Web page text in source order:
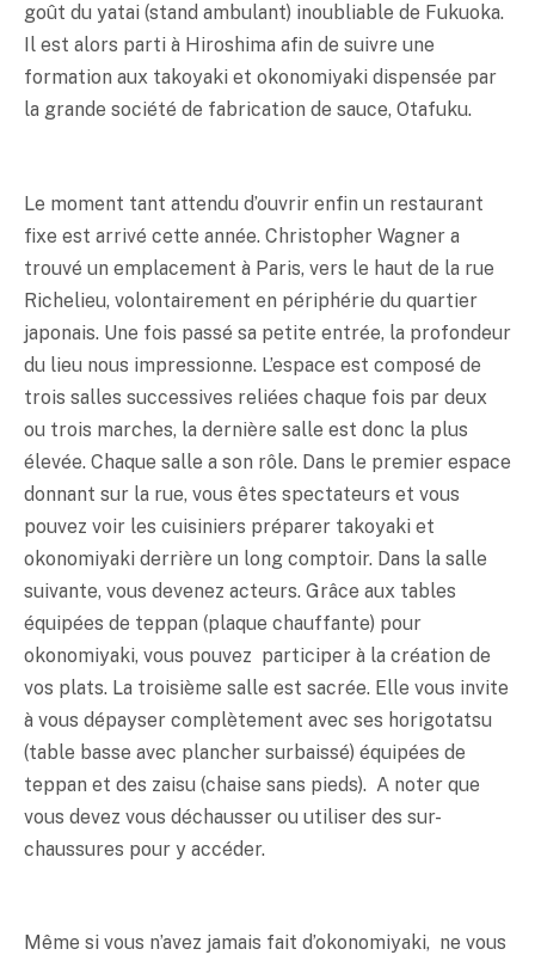
goût du yatai (stand ambulant) inoubliable de Fukuoka.
Il est alors parti à Hiroshima afin de suivre une
formation aux takoyaki et okonomiyaki dispensée par
la grande société de fabrication de sauce, Otafuku.
Le moment tant attendu d’ouvrir enfin un restaurant
fixe est arrivé cette année. Christopher Wagner a
trouvé un emplacement à Paris, vers le haut de la rue
Richelieu, volontairement en périphérie du quartier
japonais. Une fois passé sa petite entrée, la profondeur
du lieu nous impressionne. L’espace est composé de
trois salles successives reliées chaque fois par deux
ou trois marches, la dernière salle est donc la plus
élevée. Chaque salle a son rôle. Dans le premier espace
donnant sur la rue, vous êtes spectateurs et vous
pouvez voir les cuisiniers préparer takoyaki et
okonomiyaki derrière un long comptoir. Dans la salle
suivante, vous devenez acteurs. Grâce aux tables
équipées de teppan (plaque chauffante) pour
okonomiyaki, vous pouvez participer à la création de
vos plats. La troisième salle est sacrée. Elle vous invite
à vous dépayser complètement avec ses horigotatsu
(table basse avec plancher surbaissé) équipées de
teppan et des zaisu (chaise sans pieds). A noter que
vous devez vous déchausser ou utiliser des sur-
chaussures pour y accéder.
Même si vous n’avez jamais fait d’okonomiyaki, ne vous